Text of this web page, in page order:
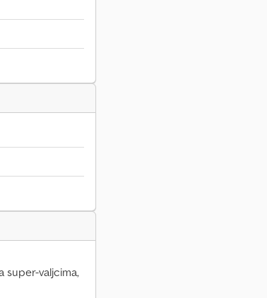
super-valjcima,